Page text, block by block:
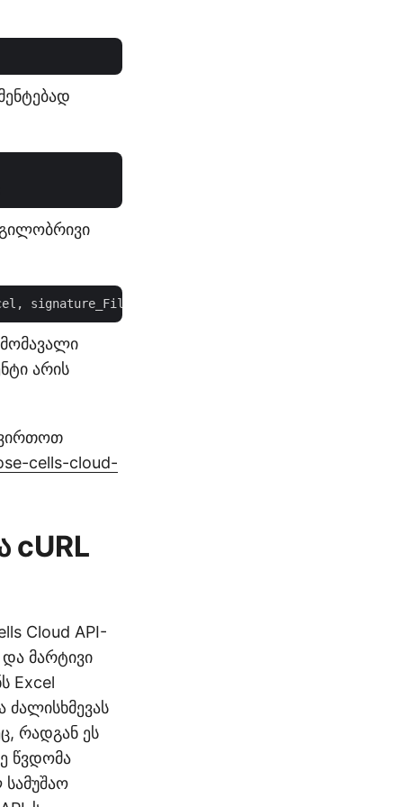
signature_File,
არის
cells-cloud-
cURL
Cloud API-
და მარტივი
Excel
რადგან ეს
წვდომა